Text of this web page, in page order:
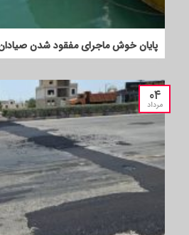
پایان خوش ماجرای مفقود شدن
۰۴
مرداد